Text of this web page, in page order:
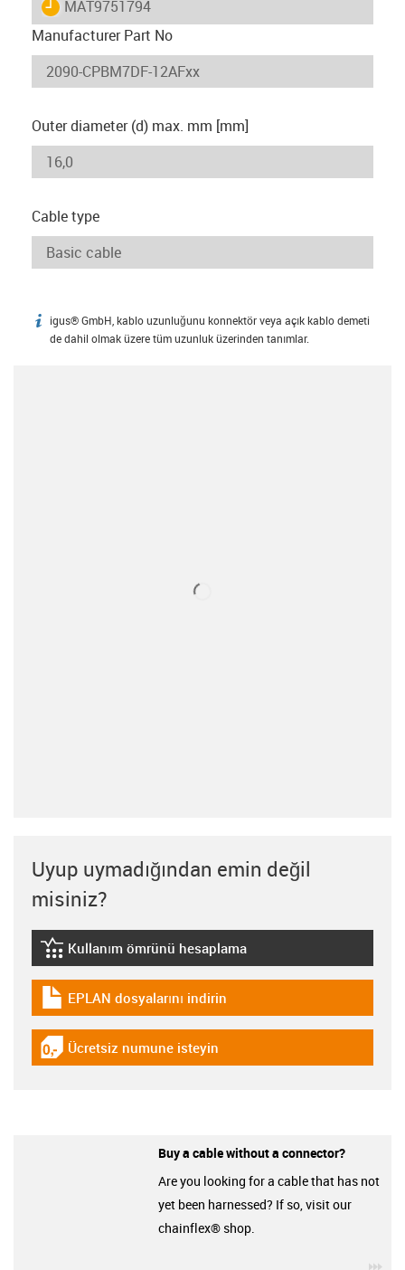
igus-icon-lieferzeit
MAT9751794
Manufacturer Part No
Outer diameter (d) max. mm [mm]
Cable type
igus-icon-info
igus® GmbH, kablo uzunluğunu konnektör veya açık kablo demeti
de dahil olmak üzere tüm uzunluk üzerinden tanımlar.
Uyup uymadığından emin değil
misiniz?
igus-icon-lebensdauerrechner
Kullanım ömrünü hesaplama
igus-icon-download-plan
EPLAN dosyalarını indirin
igus-icon-gratismuster
Ücretsiz numune isteyin
Buy a cable without a connector?
Are you looking for a cable that has not
yet been harnessed? If so, visit our
chainflex® shop.